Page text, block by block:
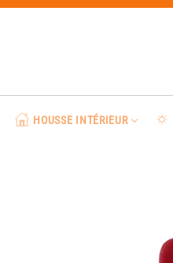
HOUSSE INTÉRIEUR